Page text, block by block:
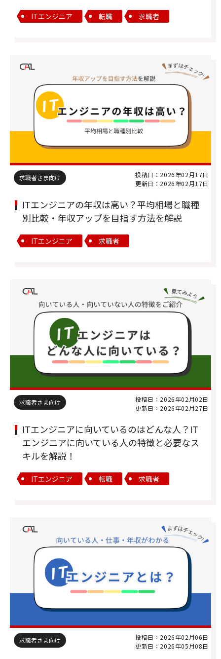
ITエンジニア 転職 求職者
求職者さま向け
投稿日：2026年02月17日
更新日：2026年02月17日
ITエンジニアの年収は高い？平均相場と職種
別比較・年収アップを目指す方法を解説
ITエンジニア 求職者
求職者さま向け
投稿日：2026年02月02日
更新日：2026年02月27日
ITエンジニアに向いているのはどんな人？IT
エンジニアに向いている人の特徴と必要なス
キルを解説！
ITエンジニア 転職 求職者
求職者さま向け
投稿日：2026年02月06日
更新日：2026年05月08日